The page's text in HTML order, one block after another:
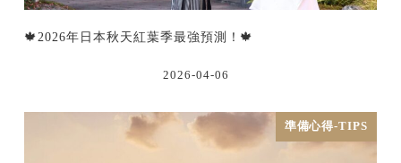
🍁2026年日本秋天紅葉季最強預測！🍁
2026-04-06
準備心得-TIPS